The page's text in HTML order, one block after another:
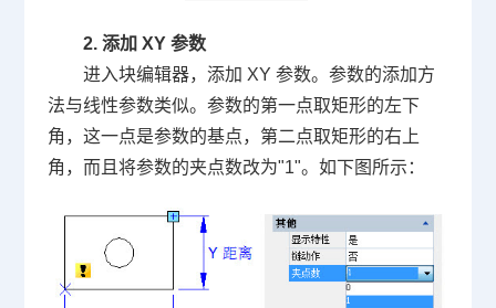
2. 添加 XY 参数
进入块编辑器，添加 XY 参数。参数的添加方
法与线性参数类似。参数的第一点取矩形的左下
角，这一点是参数的基点，第二点取矩形的右上
角，而且将参数的夹点数改为"1"。如下图所示：